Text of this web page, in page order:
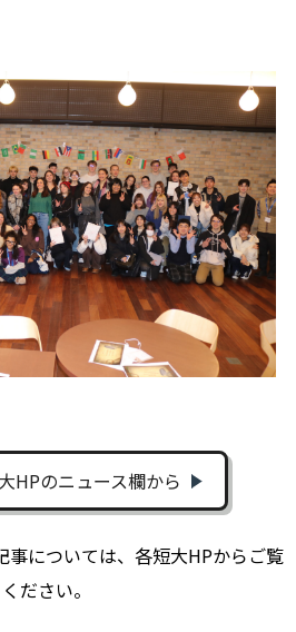
HPのニュース欄から
については、各短大HPからご覧
ください。